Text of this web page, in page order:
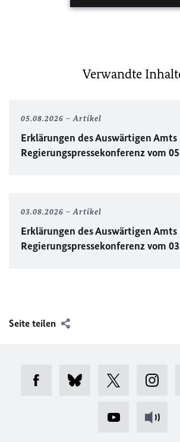
Verwandte
05.08.2026 Artikel
Erklärungen des Auswärtigen
Regierungspressekonferenz vom
03.08.2026 Artikel
Erklärungen des Auswärtigen
Regierungspressekonferenz vom
Seite teilen